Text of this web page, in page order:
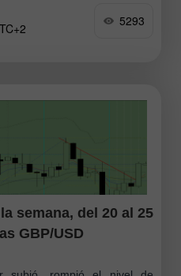
5293
semana, del 20 al 25
GBP/USD